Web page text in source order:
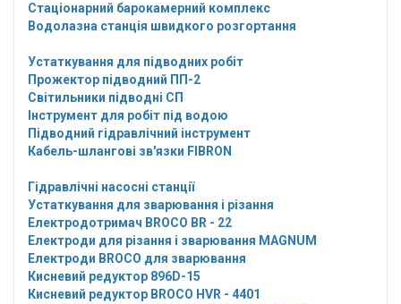
Стаціонарний барокамерний комплекс
Водолазна станція швидкого розгортання
Устаткування для підводних робіт
Прожектор підводний ПП-2
Світильники підводні СП
Інструмент для робіт під водою
Підводний гідравлічний інструмент
Кабель-шлангові зв'язки FIBRON
Гідравлічні насосні станції
Устаткування для зварювання і різання
Електродотримач BROCO BR - 22
Електроди для різання і зварювання MAGNUM
Електроди BROCO для зварювання
Кисневий редуктор 896D-15
Кисневий редуктор BROCO HVR - 4401